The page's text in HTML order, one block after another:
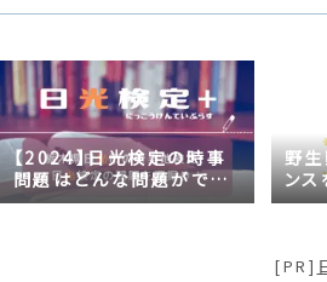
【2024】日光検定の時事
問題はどんな問題がでる
の？2023年の時事問題は
野
ンス
光
[PR]